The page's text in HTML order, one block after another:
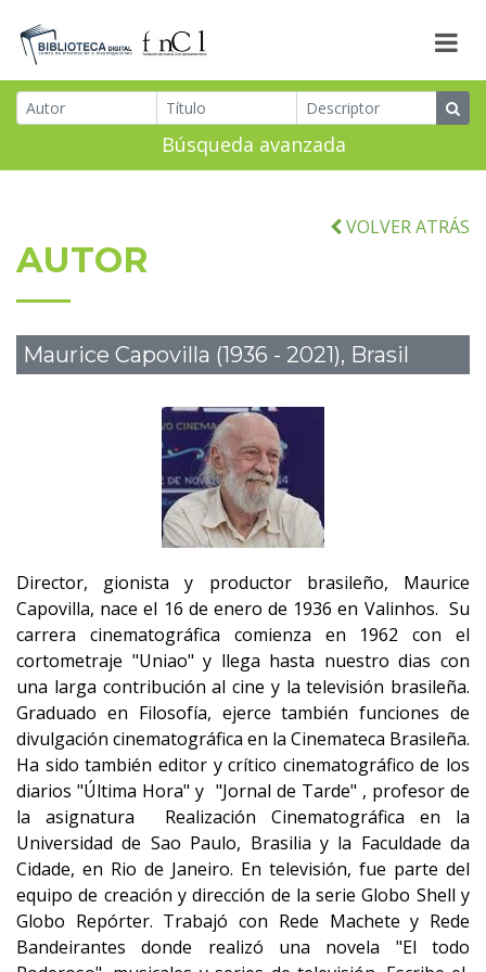
Búsqueda avanzada
VOLVER ATRÁS
AUTOR
Maurice Capovilla (1936 - 2021), Brasil
Director, gionista y productor brasileño, Maurice
Capovilla, nace el 16 de enero de 1936 en Valinhos. Su
carrera cinematográfica comienza en 1962 con el
cortometraje "Uniao" y llega hasta nuestro dias con
una larga contribución al cine y la televisión brasileña.
Graduado en Filosofía, ejerce también funciones de
divulgación cinematográfica en la Cinemateca Brasileña.
Ha sido también editor y crítico cinematográfico de los
diarios "Última Hora" y "Jornal de Tarde" , profesor de
la asignatura Realización Cinematográfica en la
Universidad de Sao Paulo, Brasilia y la Faculdade da
Cidade, en Rio de Janeiro. En televisión, fue parte del
equipo de creación y dirección de la serie Globo Shell y
Globo Repórter. Trabajó con Rede Machete y Rede
Bandeirantes donde realizó una novela "El todo